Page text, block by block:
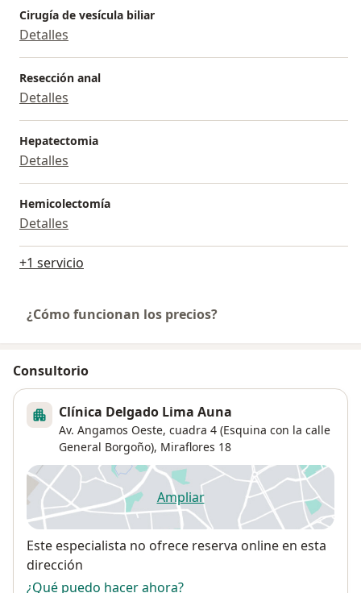
Cirugía de vesícula biliar
Detalles
Resección anal
Detalles
Hepatectomia
Detalles
Hemicolectomía
Detalles
+1 servicio
¿Cómo funcionan los precios?
Consultorio
Clínica Delgado Lima Auna
Av. Angamos Oeste, cuadra 4 (Esquina con la calle
General Borgoño), Miraflores 18
Ampliarse abre en una nueva
Disponibilidad
Este especialista no ofrece reserva online en esta
dirección
¿Qué puedo hacer ahora?